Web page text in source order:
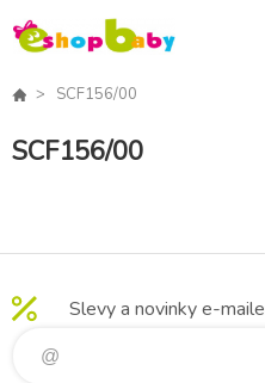
SCF156/00
SCF156/00
Slevy a novinky e-